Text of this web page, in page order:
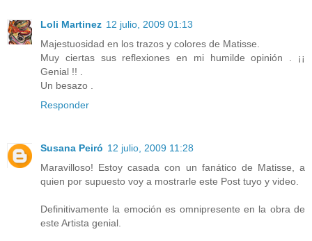
Loli Martinez 12 julio, 2009 01:13
Majestuosidad en los trazos y colores de Matisse.
Muy ciertas sus reflexiones en mi humilde opinión . ¡¡
Genial !! .
Un besazo .
Responder
Susana Peiró 12 julio, 2009 11:28
Maravilloso! Estoy casada con un fanático de Matisse, a
quien por supuesto voy a mostrarle este Post tuyo y video.
Definitivamente la emoción es omnipresente en la obra de
este Artista genial.